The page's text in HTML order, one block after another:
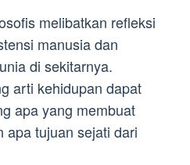
melibatkan refleksi
manusia dan
di sekitarnya.
arti kehidupan dapat
apa yang membuat
apa tujuan sejati dari